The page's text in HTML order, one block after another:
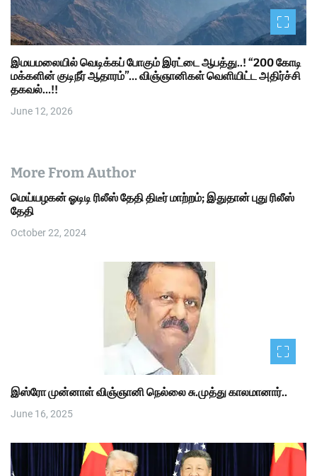
இமயமலையில் வெடிக்கப் போகும் இரட்டை ஆபத்து..! “200 கோடி
மக்களின் குடிநீர் ஆதாரம்”… விஞ்ஞானிகள் வெளியிட்ட அதிர்ச்சி
தகவல்…!!
June 12, 2026
More From Author
மெய்யழகன் ஓடிடி ரிலீஸ் தேதி திடீர் மாற்றம்; இதுதான் புது ரிலீஸ்
தேதி
October 22, 2024
இஸ்ரோ முன்னாள் விஞ்ஞானி நெல்லை சு.முத்து காலமானார்..
June 16, 2025